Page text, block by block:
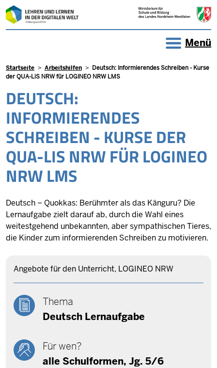
Direkt zum Inhalt
Menü
Pfadnavigation
Startseite Arbeitshilfen
Deutsch: Informierendes Schreiben - Kurse
der QUA-LiS NRW für LOGINEO NRW LMS
DEUTSCH:
INFORMIERENDES
SCHREIBEN - KURSE DER
QUA-LIS NRW FÜR LOGINEO
NRW LMS
Deutsch – Quokkas: Berühmter als das Känguru? Die
Lernaufgabe zielt darauf ab, durch die Wahl eines
weitestgehend unbekannten, aber sympathischen Tieres,
die Kinder zum informierenden Schreiben zu motivieren.
Angebote für den Unterricht, LOGINEO NRW
Thema
Deutsch Lernaufgabe
Für wen?
alle Schulformen, Jg. 5/6